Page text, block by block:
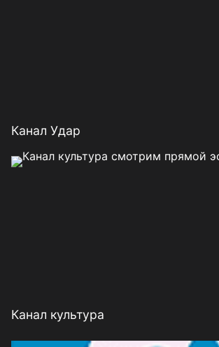
Канал Удар
Канал культура